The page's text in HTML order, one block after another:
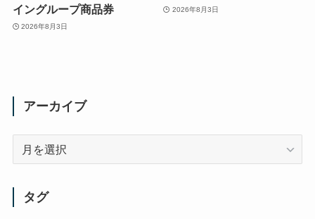
イングループ商品券
2026年8月3日
2026年8月3日
アーカイブ
タグ